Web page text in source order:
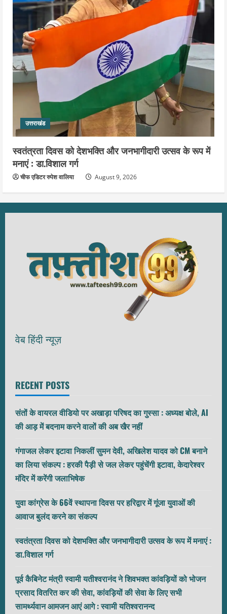
उत्तराखंड
स्वतंत्रता दिवस को देशभक्ति और जनभागीदारी उत्सव के रूप में
मनाएं : डा.विशाल गर्ग
चीफ एडिटर रुपेश वालिया August 9, 2026
वेब हिंदी न्यूज़
RECENT POSTS
संतों के वायरल वीडियो पर अखाड़ा परिषद का गुस्सा : अध्यक्ष बोले, AI
की आड़ में बदनाम करने वालों की अब खैर नहीं
गंगाजल लेकर इटावा निकलीं सुमन देवी, अखिलेश यादव को CM बनाने
का लिया संकल्प : हरकी पैड़ी से जल लेकर पहुंचेंगी इटावा, केदारेश्वर
मंदिर में करेंगी जलाभिषेक
युवा कांग्रेस के 66वें स्थापना दिवस पर हरिद्वार में गूंजा युवाओं की
आवाज बुलंद करने का संकल्प
स्वतंत्रता दिवस को देशभक्ति और जनभागीदारी उत्सव के रूप में मनाएं :
डा.विशाल गर्ग
पूर्व कैबिनेट मंत्री स्वामी यतीश्वरानंद ने शिवभक्त कांवड़ियों को भोजन
प्रसाद वितरित कर की सेवा, कांवड़ियों की सेवा के लिए सभी
सामर्थ्यवान आमजन आएं आगे : स्वामी यतिश्वरानन्द